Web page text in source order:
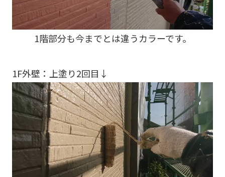
1階部分も今までとは違うカラーです。
1F外壁：上塗り2回目↓